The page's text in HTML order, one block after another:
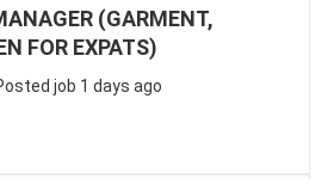
(GARMENT,
FOR EXPATS)
job 1 days ago